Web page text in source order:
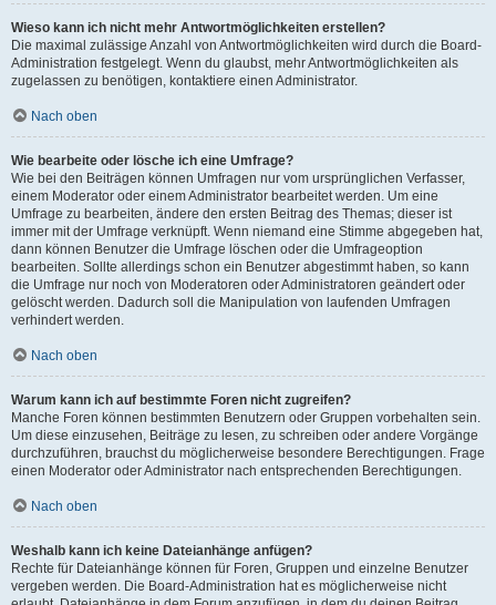
Wieso kann ich nicht mehr Antwortmöglichkeiten erstellen?
Die maximal zulässige Anzahl von Antwortmöglichkeiten wird durch die Board-
Administration festgelegt. Wenn du glaubst, mehr Antwortmöglichkeiten als
zugelassen zu benötigen, kontaktiere einen Administrator.
Nach oben
Wie bearbeite oder lösche ich eine Umfrage?
Wie bei den Beiträgen können Umfragen nur vom ursprünglichen Verfasser,
einem Moderator oder einem Administrator bearbeitet werden. Um eine
Umfrage zu bearbeiten, ändere den ersten Beitrag des Themas; dieser ist
immer mit der Umfrage verknüpft. Wenn niemand eine Stimme abgegeben hat,
dann können Benutzer die Umfrage löschen oder die Umfrageoption
bearbeiten. Sollte allerdings schon ein Benutzer abgestimmt haben, so kann
die Umfrage nur noch von Moderatoren oder Administratoren geändert oder
gelöscht werden. Dadurch soll die Manipulation von laufenden Umfragen
verhindert werden.
Nach oben
Warum kann ich auf bestimmte Foren nicht zugreifen?
Manche Foren können bestimmten Benutzern oder Gruppen vorbehalten sein.
Um diese einzusehen, Beiträge zu lesen, zu schreiben oder andere Vorgänge
durchzuführen, brauchst du möglicherweise besondere Berechtigungen. Frage
einen Moderator oder Administrator nach entsprechenden Berechtigungen.
Nach oben
Weshalb kann ich keine Dateianhänge anfügen?
Rechte für Dateianhänge können für Foren, Gruppen und einzelne Benutzer
vergeben werden. Die Board-Administration hat es möglicherweise nicht